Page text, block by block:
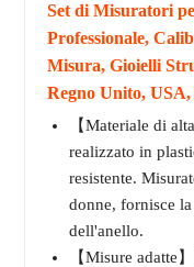
Set di Misuratori
Professionale,
Misura, Gioielli
Regno Unito,
【Materiale di
realizzato in
resistente.
donne, fornisce
dell'anello.
【Misure adatte